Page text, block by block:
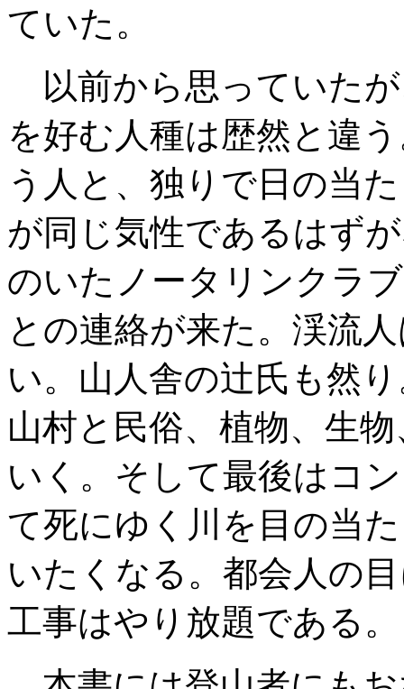
ていた。
以前から思っていた
を好む人種は歴然と違
う人と、独りで日の当
が同じ気性であるはず
のいたノータリンクラ
との連絡が来た。渓流
い。山人舎の辻氏も然
山村と民俗、植物、生
いく。そして最後はコ
て死にゆく川を目の当
いたくなる。都会人の
工事はやり放題である。